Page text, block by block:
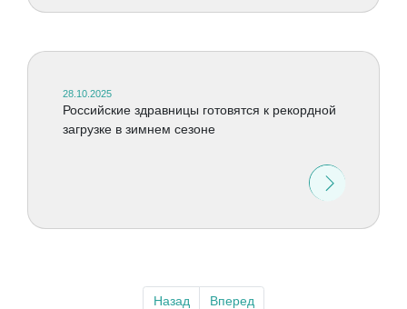
28.10.2025
Российские здравницы готовятся к рекордной
загрузке в зимнем сезоне
Назад Вперед